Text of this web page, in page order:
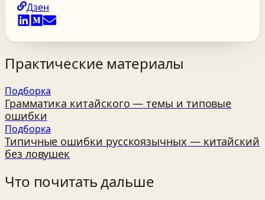
Дзен
Практические материалы
Подборка
Грамматика китайского — темы и типовые
ошибки
Подборка
Типичные ошибки русскоязычных — китайский
без ловушек
Что почитать дальше